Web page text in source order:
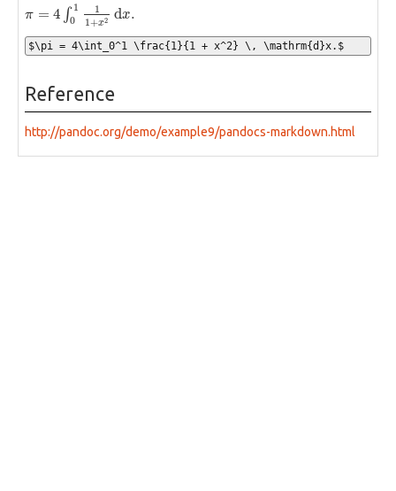
π = 4 ∫ 1
0
1
1+x2 dx.
π= 4∫ 01 11 +x2dx
$\pi = 4\int_0^1 \frac{1}{1 + x^2} \, \mathrm{d}x.$
Reference
http://pandoc.org/demo/example9/pandocs-markdown.html